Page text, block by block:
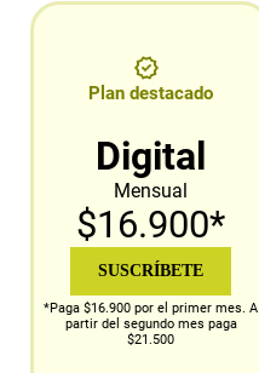
Plan destacado
Digital
Mensual
$16.900*
SUSCRÍBETE
*Paga $16.900 por el primer mes. A
partir del segundo mes paga
$21.500